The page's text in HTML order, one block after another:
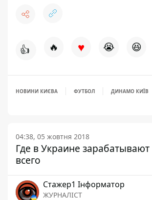
👍 🔥 ♥ 😭 😆
НОВИНИ КИЄВА ФУТБОЛ ДИНАМО КИЇВ
04:38, 05 жовтня 2018
Где в Украине
всего
Стажер1 Інформатор
ЖУРНАЛІСТ